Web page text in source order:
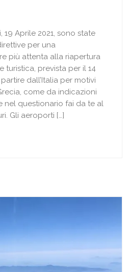
19 Aprile 2021, sono state
per una
più attenta alla riapertura
turistica, prevista per il 14
dall’Italia per motivi
come da indicazioni
nel questionario fai da te al
Gli aeroporti […]